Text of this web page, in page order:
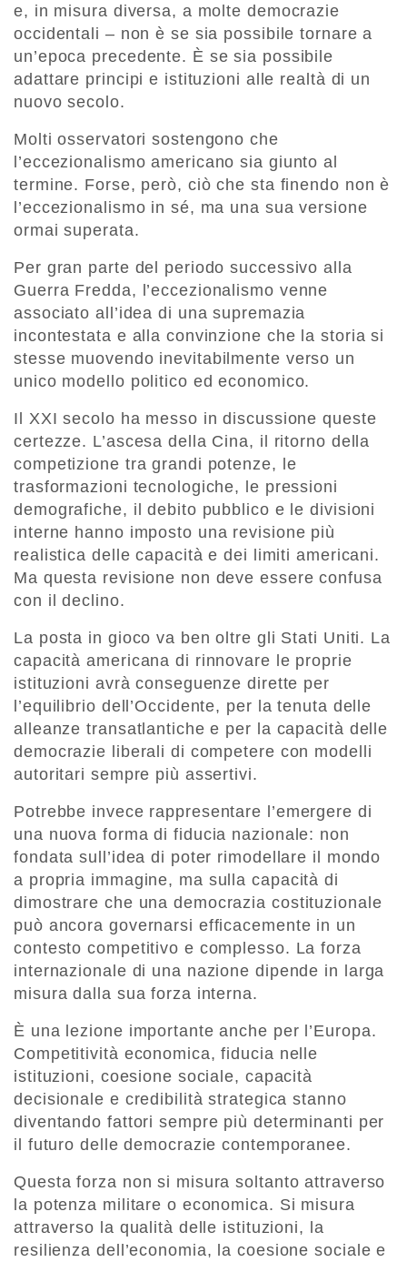
e, in misura diversa, a molte democrazie
occidentali – non è se sia possibile tornare a
un’epoca precedente. È se sia possibile
adattare principi e istituzioni alle realtà di un
nuovo secolo.
Molti osservatori sostengono che
l’eccezionalismo americano sia giunto al
termine. Forse, però, ciò che sta finendo non è
l’eccezionalismo in sé, ma una sua versione
ormai superata.
Per gran parte del periodo successivo alla
Guerra Fredda, l’eccezionalismo venne
associato all’idea di una supremazia
incontestata e alla convinzione che la storia si
stesse muovendo inevitabilmente verso un
unico modello politico ed economico.
Il XXI secolo ha messo in discussione queste
certezze. L’ascesa della Cina, il ritorno della
competizione tra grandi potenze, le
trasformazioni tecnologiche, le pressioni
demografiche, il debito pubblico e le divisioni
interne hanno imposto una revisione più
realistica delle capacità e dei limiti americani.
Ma questa revisione non deve essere confusa
con il declino.
La posta in gioco va ben oltre gli Stati Uniti. La
capacità americana di rinnovare le proprie
istituzioni avrà conseguenze dirette per
l’equilibrio dell’Occidente, per la tenuta delle
alleanze transatlantiche e per la capacità delle
democrazie liberali di competere con modelli
autoritari sempre più assertivi.
Potrebbe invece rappresentare l’emergere di
una nuova forma di fiducia nazionale: non
fondata sull’idea di poter rimodellare il mondo
a propria immagine, ma sulla capacità di
dimostrare che una democrazia costituzionale
può ancora governarsi efficacemente in un
contesto competitivo e complesso. La forza
internazionale di una nazione dipende in larga
misura dalla sua forza interna.
È una lezione importante anche per l’Europa.
Competitività economica, fiducia nelle
istituzioni, coesione sociale, capacità
decisionale e credibilità strategica stanno
diventando fattori sempre più determinanti per
il futuro delle democrazie contemporanee.
Questa forza non si misura soltanto attraverso
la potenza militare o economica. Si misura
attraverso la qualità delle istituzioni, la
resilienza dell’economia, la coesione sociale e